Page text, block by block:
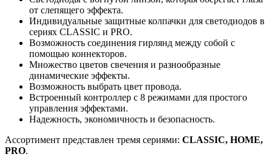
от слепящего эффекта.
Индивидуальные защитные колпачки для светодиодов в
сериях CLASSIC и PRO.
Возможность соединения гирлянд между собой с
помощью коннекторов.
Множество цветов свечения и разнообразные
динамические эффекты.
Возможность выбрать цвет провода.
Встроенный контроллер с 8 режимами для простого
управления эффектами.
Надежность, экономичность и безопасность.
Ассортимент представлен тремя сериями: CLASSIC, HOME,
PRO.